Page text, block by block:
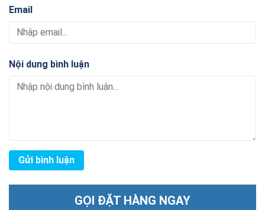
Email
Nội dung bình luận
GỌI ĐẶT HÀNG NGAY